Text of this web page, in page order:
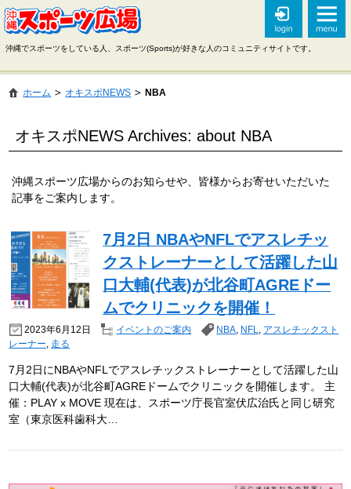
沖縄でスポーツをしている人、スポーツ(Sports)が好きな人のコミュニティサイトです。
ホーム オキスポNEWS NBA
オキスポNEWS Archives: about NBA
沖縄スポーツ広場からのお知らせや、皆様からお寄せいただいた
記事をご案内します。
7月2日 NBAやNFLでアスレチッ
クストレーナーとして活躍した山
口大輔(代表)が北谷町AGREドー
ムでクリニックを開催！
2023年6月12日 イベントのご案内 NBA, NFL, アスレチックスト
レーナー, 走る
7月2日にNBAやNFLでアスレチックストレーナーとして活躍した山
口大輔(代表)が北谷町AGREドームでクリニックを開催します。 主
催：PLAY x MOVE 現在は、スポーツ庁長官室伏広治氏と同じ研究
室（東京医科歯科大…